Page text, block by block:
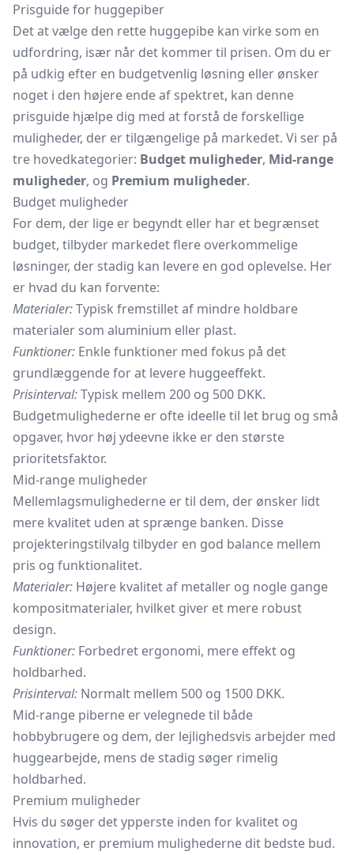
Prisguide for huggepiber
Det at vælge den rette huggepibe kan virke som en
udfordring, især når det kommer til prisen. Om du er
på udkig efter en budgetvenlig løsning eller ønsker
noget i den højere ende af spektret, kan denne
prisguide hjælpe dig med at forstå de forskellige
muligheder, der er tilgængelige på markedet. Vi ser på
tre hovedkategorier: Budget muligheder, Mid-range
muligheder, og Premium muligheder.
Budget muligheder
For dem, der lige er begyndt eller har et begrænset
budget, tilbyder markedet flere overkommelige
løsninger, der stadig kan levere en god oplevelse. Her
er hvad du kan forvente:
Materialer:Typisk fremstillet af mindre holdbare
materialer som aluminium eller plast.
Funktioner: Enkle funktioner med fokus på det
grundlæggende for at levere huggeeffekt.
Prisinterval:Typisk mellem 200 og 500 DKK.
Budgetmulighederne er ofte ideelle til let brug og små
opgaver, hvor høj ydeevne ikke er den største
prioritetsfaktor.
Mid-range muligheder
Mellemlagsmulighederne er til dem, der ønsker lidt
mere kvalitet uden at sprænge banken. Disse
projekteringstilvalg tilbyder en god balance mellem
pris og funktionalitet.
Materialer: Højere kvalitet af metaller og nogle gange
kompositmaterialer, hvilket giver et mere robust
design.
Funktioner: Forbedret ergonomi, mere effekt og
holdbarhed.
Prisinterval: Normalt mellem 500 og 1500 DKK.
Mid-range piberne er velegnede til både
hobbybrugere og dem, der lejlighedsvis arbejder med
huggearbejde, mens de stadig søger rimelig
holdbarhed.
Premium muligheder
Hvis du søger det ypperste inden for kvalitet og
innovation, er premium mulighederne dit bedste bud.